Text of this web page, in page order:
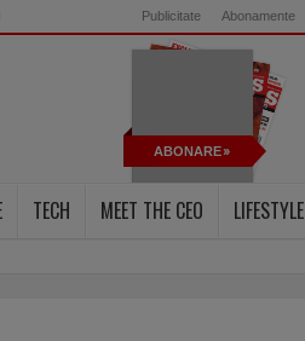
Publicitate Abonamente
ABONARE
TECH MEET THE CEO LIFESTYLE